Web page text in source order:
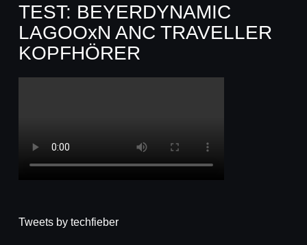
TEST: BEYERDYNAMIC
LAGOOxN ANC TRAVELLER
KOPFHÖRER
Tweets by techfieber